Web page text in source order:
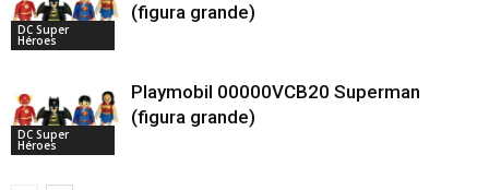
DC Super
Héroes
(figura grande)
DC Super
Héroes
Playmobil 00000VCB20 Superman
(figura grande)